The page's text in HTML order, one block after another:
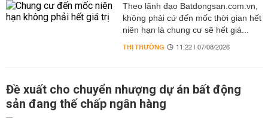
Theo lãnh đạo Batdongsan.com.vn,
không phải cứ đến mốc thời gian hết
niên hạn là chung cư sẽ hết giá...
THỊ TRƯỜNG 11:22 | 07/08/2026
Đề xuất cho chuyển nhượng dự án bất động
sản đang thế chấp ngân hàng